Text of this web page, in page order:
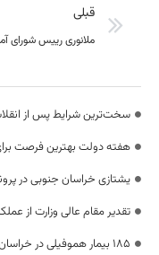
قبلی
ملانوری رییس شورای
سخت‌ترین شرایط پس از
هفته دولت بهترین فرصت
یشتازی خراسان جنوبی در
تقدیر مقام عالی وزارت از عملکرد جهادی
۱۸۵ بیمار هموفیلی در خراسان جنوبی تحت پوشش خدمات بیمه سلامت قرار دارند